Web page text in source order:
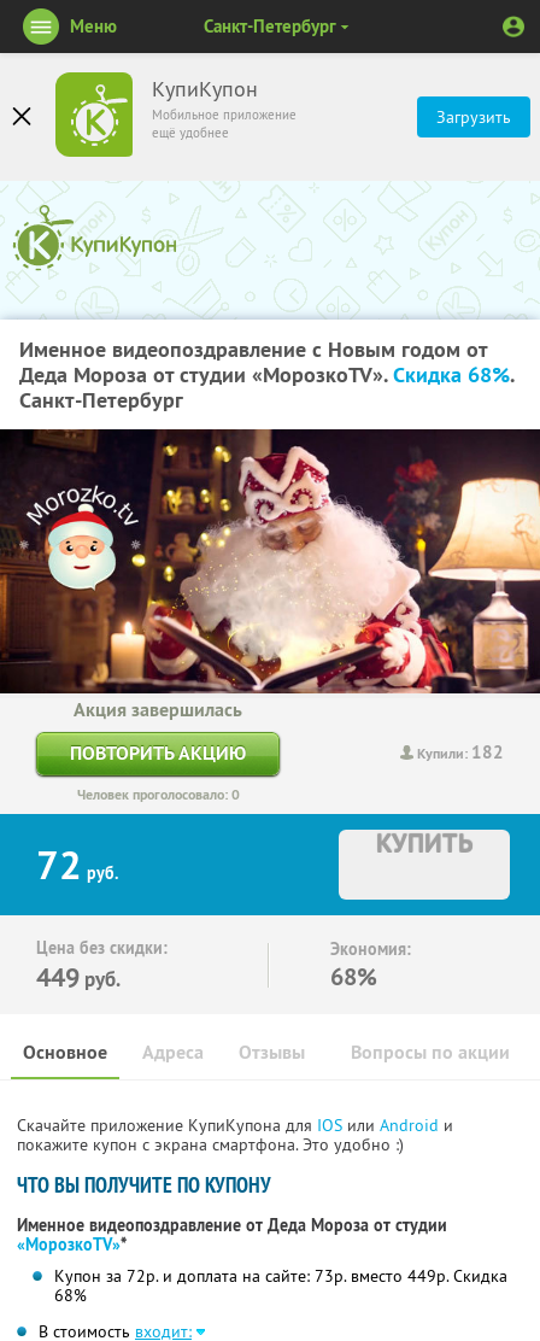
КупиКупон
Мобильное приложение
ещё удобнее
Загрузить
Меню Санкт-Петербург
Именное видеопоздравление с Новым годом от
Деда Мороза от студии «МорозкоTV».Скидка 68%.
Санкт-Петербург
Купили: 182
Акция завершилась
ПОВТОРИТЬ АКЦИЮ
Человек проголосовало: 0
72 руб.
КУПИТЬ
Цена без скидки:
449 руб.
Экономия:
68%
Основное Отзывы Вопросы по акции
Адреса
Скачайте приложение КупиКупона для IOS или Android и
покажите купон с экрана смартфона. Это удобно :)
ЧТО ВЫ ПОЛУЧИТЕ ПО КУПОНУ
Именное видеопоздравление от Деда Мороза от студии
«МорозкоTV»*
Купон за 72р. и доплата на сайте: 73р. вместо 449р. Скидка
68%
В стоимость входит: